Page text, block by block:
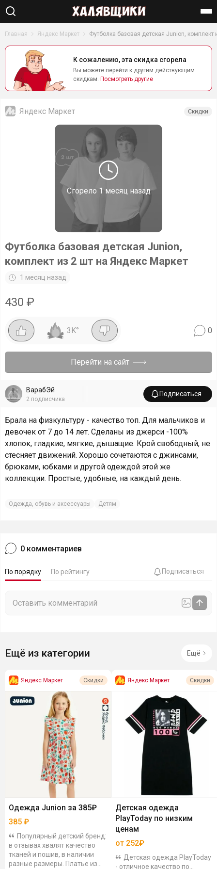
Найти
Главная Яндекс Маркет Футболка базовая детская Junion, комплект
К сожалению, эта скидка сгорела
Вы можете перейти к другим действующим
скидкам. Посмотреть другие
Сгорело 1 месяц назад
Яндекс Маркет Скидки
Футболка базовая детская Junion,
комплект из 2 шт на Яндекс Маркет
1 месяц назад
430 ₽
3K° 0
Перейти на сайт
ВарабЭй
2 подписчика
Подписаться
Брала на физкультуру - качество топ. Для мальчиков и
девочек от 7 до 14 лет. Сделаны из джерси -100%
хлопок, гладкие, мягкие, дышащие. Крой свободный, не
стесняет движений. Хорошо сочетаются с джинсами,
брюками, юбками и другой одеждой этой же
коллекции. Простые, удобные, на каждый день.
Одежда, обувь и аксессуары Детям
0 комментариев
По порядку По рейтингу Подписаться
Ещё из категории Ещё
Яндекс Маркет Скидки
Одежда Junion за 385₽
385 ₽
Популярный детский бренд:
в отзывах хвалят качество
тканей и пошив, в наличии
разные размеры. Платье из
Яндекс Маркет Скидки
Детская одежда
PlayToday по низким
ценам
от 252₽
Детская одежда PlayToday
- отличное качество по